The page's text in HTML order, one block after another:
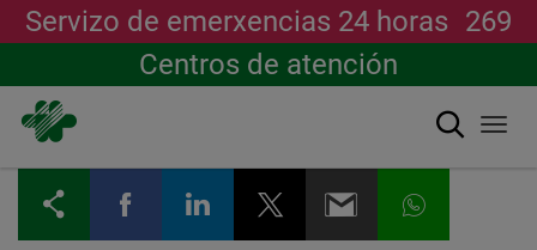
contido
Servizo de emerxencias 24 horas 269
Centros de atención
Buscar